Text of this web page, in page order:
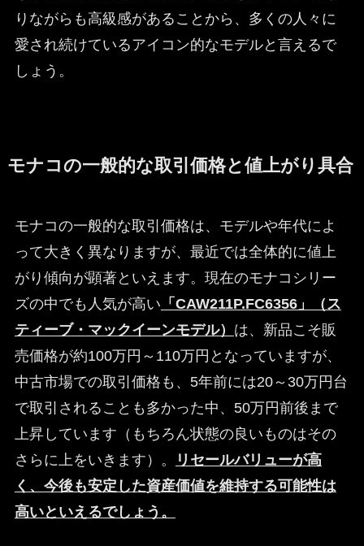
りながらも高級感があることから、多くの人々に
愛され続けているアイコン的なモデルと言えるで
しょう。
モナコの一般的な取引価格と値上がり具合
モナコの一般的な取引価格は、モデルや年代によ
って大きく異なりますが、最近では全体的に値上
がり傾向が顕著といえます。現在のモナコシリー
ズの中でも人気が高い 「CAW211P.FC6356」（ス
ティーブ・マックイーンモデル） は、新品こそ販
売価格が約100万円～110万円となっていますが、
中古市場での取引価格も、5年前には20～30万円台
で取引されることも多かった中、50万円前後まで
上昇しています（もちろん状態の良いものはその
さらに上をいきます）。
リセールバリューが高
く、今後も安定した資産価値を維持する可能性は
高いといえるでしょう。